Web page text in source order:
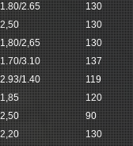
1.80/2.65 130
2,50 130
1,80/2,65 130
1.70/3.10 137
2.93/1.40 119
1,85 120
2,50 90
2,20 130